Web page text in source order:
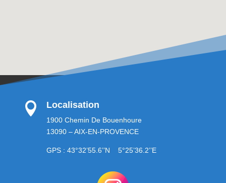
 Localisation
1900 Chemin De Bouenhoure
13090 – AIX-EN-PROVENCE
GPS : 43°32’55.6’’N 5°25’36.2’’E